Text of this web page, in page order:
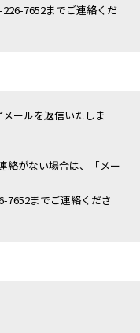
7652までご連絡くだ
ールを返信いたしま
絡がない場合は、「メー
7652までご連絡くださ